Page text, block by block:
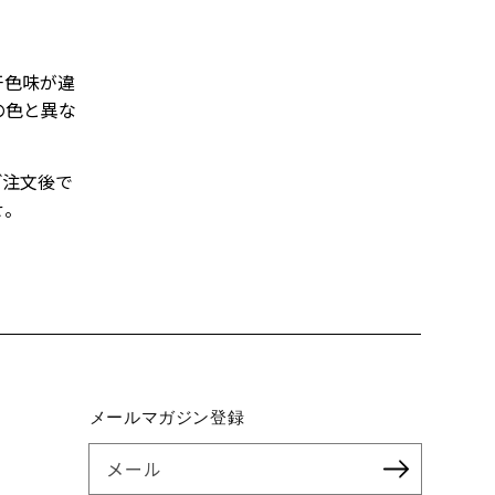
味が違
と異な
文後で
メールマガジン登録
メール